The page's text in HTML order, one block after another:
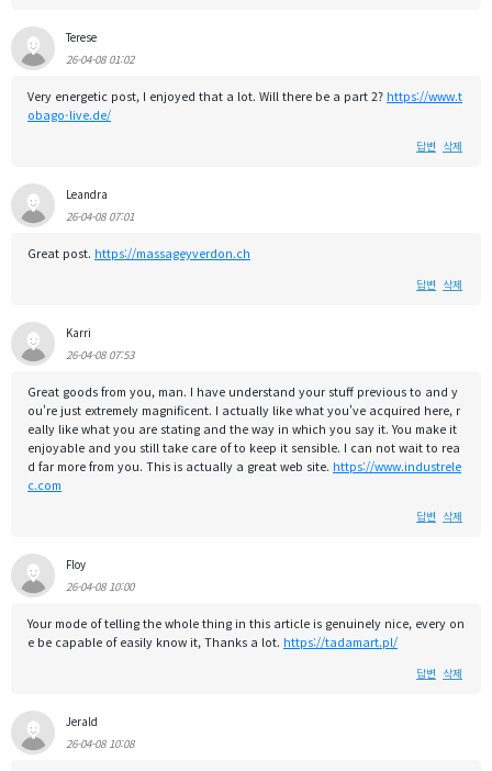
Terese
26-04-08 01:02
Very energetic post, I enjoyed that a lot. Will there be a part 2? https://www.t
obago-live.de/
답변 삭제
Leandra
26-04-08 07:01
Great post. https://massageyverdon.ch
답변 삭제
Karri
26-04-08 07:53
Great goods from you, man. I have understand your stuff previous to and y
ou're just extremely magnificent. I actually like what you've acquired here, r
eally like what you are stating and the way in which you say it. You make it
enjoyable and you still take care of to keep it sensible. I can not wait to rea
d far more from you. This is actually a great web site. https://www.industrele
c.com
답변 삭제
Floy
26-04-08 10:00
Your mode of telling the whole thing in this article is genuinely nice, every on
e be capable of easily know it, Thanks a lot. https://tadamart.pl/
답변 삭제
Jerald
26-04-08 10:08